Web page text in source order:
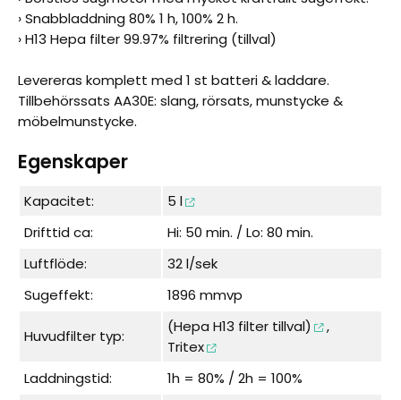
› Snabbladdning 80% 1 h, 100% 2 h.
› H13 Hepa filter 99.97% filtrering (tillval)
Levereras komplett med 1 st batteri & laddare.
Tillbehörssats AA30E: slang, rörsats, munstycke &
möbelmunstycke.
Egenskaper
Kapacitet:
5 l
Drifttid ca:
Hi: 50 min. / Lo: 80 min.
Luftflöde:
32 l/sek
Sugeffekt:
1896 mmvp
Huvudfilter typ:
(Hepa H13 filter tillval)
,
Tritex
Laddningstid:
1h = 80% / 2h = 100%